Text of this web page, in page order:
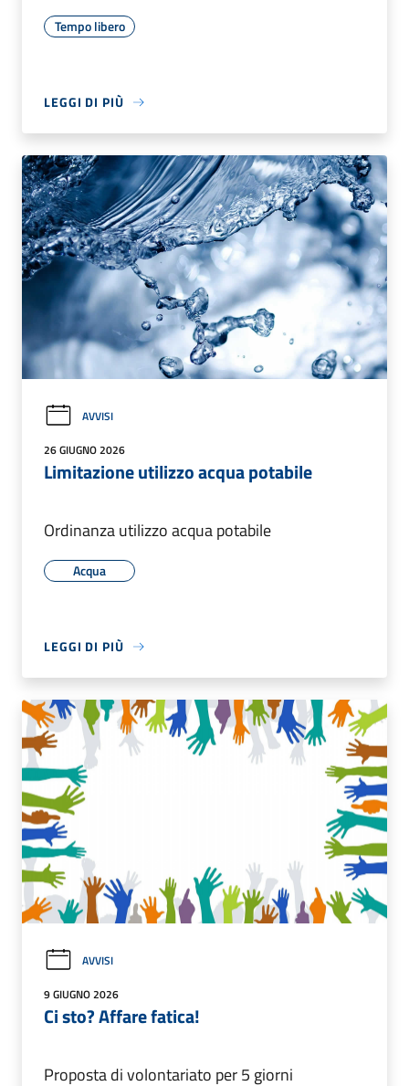
Tempo libero
LEGGI DI PIÙ
AVVISI
26 GIUGNO 2026
Limitazione utilizzo acqua potabile
Ordinanza utilizzo acqua potabile
Acqua
LEGGI DI PIÙ
AVVISI
9 GIUGNO 2026
Ci sto? Affare fatica!
Proposta di volontariato per 5 giorni